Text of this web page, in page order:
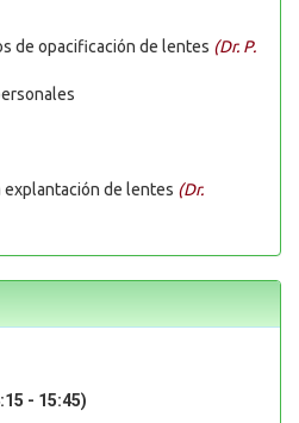
de opacificación de lentes (Dr. P.
de lentes (Dr.
- 15:45)